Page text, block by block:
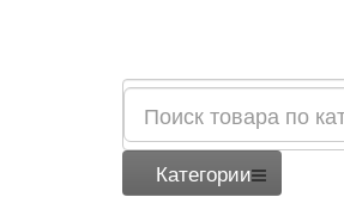
Категории